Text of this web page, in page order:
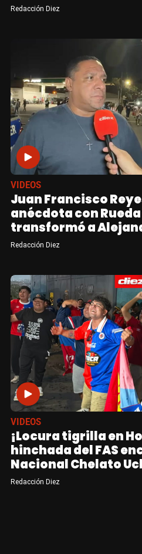
Redacción Diez
VIDEOS
Juan Francisco
anécdota con
transformó a
Redacción Diez
VIDEOS
¡Locura tigrilla en
hinchada del FAS
Nacional Chelato
Redacción Diez